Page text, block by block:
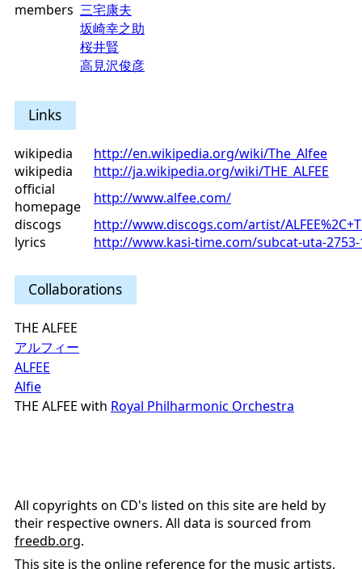
members 三宅康夫
坂崎幸之助
桜井賢
高見沢俊彦
Links
wikipedia
http://en.wikipedia.org/wiki/The_Alfee
wikipedia
http://ja.wikipedia.org/wiki/THE_ALFEE
official
homepage
http://www.alfee.com/
discogs
http://www.discogs.com/artist/
lyrics
http://www.kasi-time.com/subcat-uta-
Collaborations
THE ALFEE
アルフィー
ALFEE
Alfie
THE ALFEE with Royal Philharmonic Orchestra
All copyrights on CD's listed on this site are held by
their respective owners. All data is sourced from
freedb.org.
This site is the online reference for the music artists,